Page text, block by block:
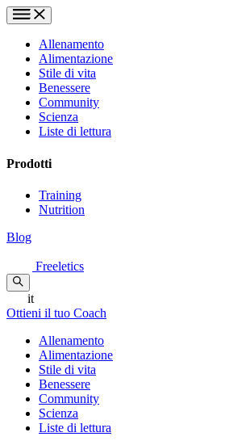
Allenamento
Alimentazione
Stile di vita
Benessere
Community
Scienza
Liste di lettura
Prodotti
Training
Nutrition
Blog
Freeletics
it
Ottieni il tuo Coach
Allenamento
Alimentazione
Stile di vita
Benessere
Community
Scienza
Liste di lettura